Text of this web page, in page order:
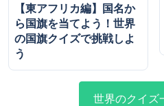
【東アフリカ編】国名か
ら国旗を当てよう！世界
の国旗クイズで挑戦しよ
う
世界のクイズ